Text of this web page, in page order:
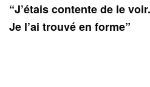
“J’étais contente de le
Je l’ai trouvé en forme”